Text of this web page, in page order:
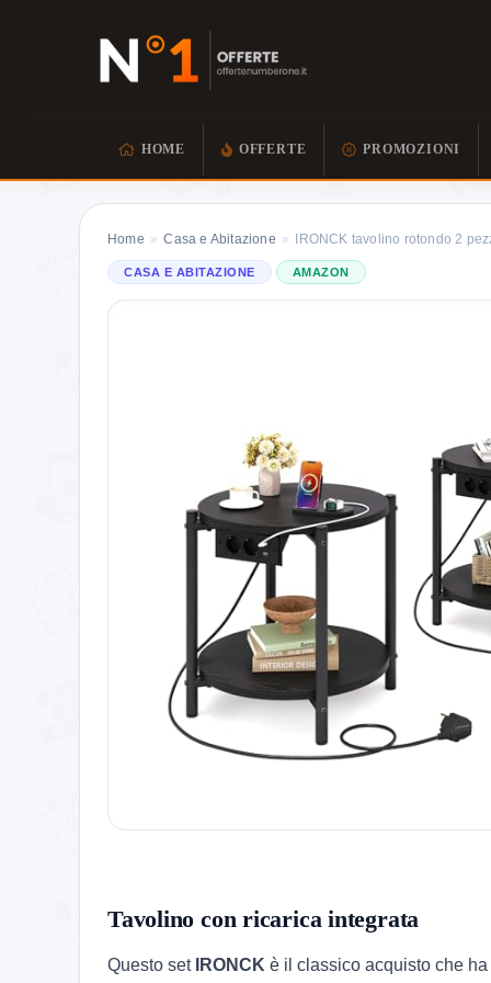
HOME OFFERTE PROMOZIONI
Home » Casa e Abitazione » IRONCK tavolino rotondo 2
CASA E ABITAZIONE AMAZON
Tavolino con ricarica integrata
Questo set IRONCK è il classico acquisto che